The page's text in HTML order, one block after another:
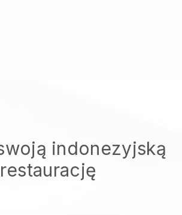
indonezyjską
restaurację